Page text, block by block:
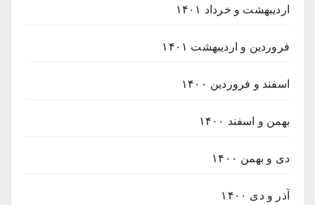
اردیبهشت و خرداد ۱۴۰۱
فروردین و اردیبهشت ۱۴۰۱
اسفند و فروردین ۱۴۰۰
بهمن و اسفند ۱۴۰۰
دی و بهمن ۱۴۰۰
آذر و دی ۱۴۰۰